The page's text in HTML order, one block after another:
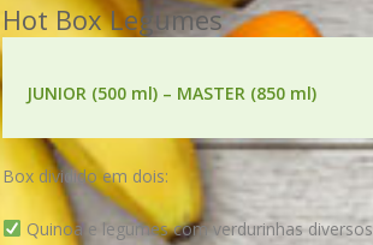
Hot Box Legumes
JUNIOR (500 ml) – MASTER (850 ml)
Box dividido em dois:
Quinoa e legumes com verdurinhas diversos